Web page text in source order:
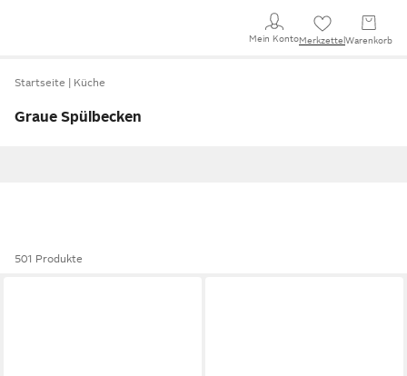
Mein KontoMerkzettel Warenkorb
Startseite Küche
Graue Spülbecken
501 Produkte